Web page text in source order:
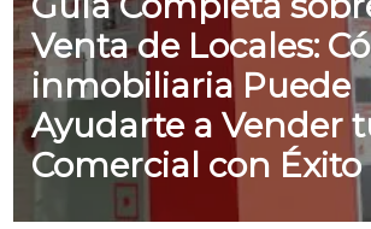
Venta de Locales:
inmobiliaria Puede
Ayudarte a Vender
Comercial con Éxito